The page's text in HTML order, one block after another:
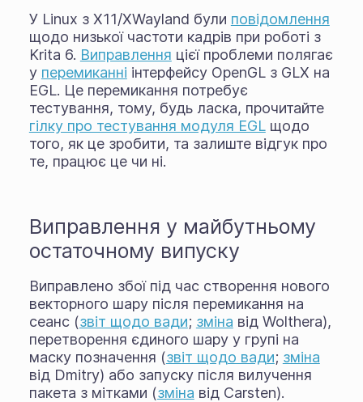
У Linux з X11/XWayland були повідомлення
щодо низької частоти кадрів при роботі з
Krita 6. Виправлення цієї проблеми полягає
у перемиканні інтерфейсу OpenGL з GLX на
EGL. Це перемикання потребує
тестування, тому, будь ласка, прочитайте
гілку про тестування модуля EGLщодо
того, як це зробити, та залиште відгук про
те, працює це чи ні.
Виправлення у майбутньому
остаточному випуску
Виправлено збої під час створення нового
векторного шару після перемикання на
сеанс (звіт щодо вади; зміна від Wolthera),
перетворення єдиного шару у групі на
маску позначення (звіт щодо вади; зміна
від Dmitry) або запуску після вилучення
пакета з мітками (зміна від Carsten).